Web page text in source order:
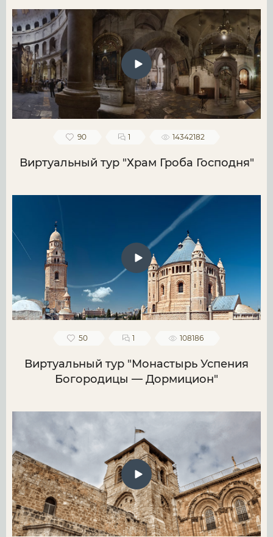
90 1 14342182
Виртуальный тур "Храм Гроба Господня"
50 1 108186
Виртуальный тур "Монастырь Успения
Богородицы — Дормицион"